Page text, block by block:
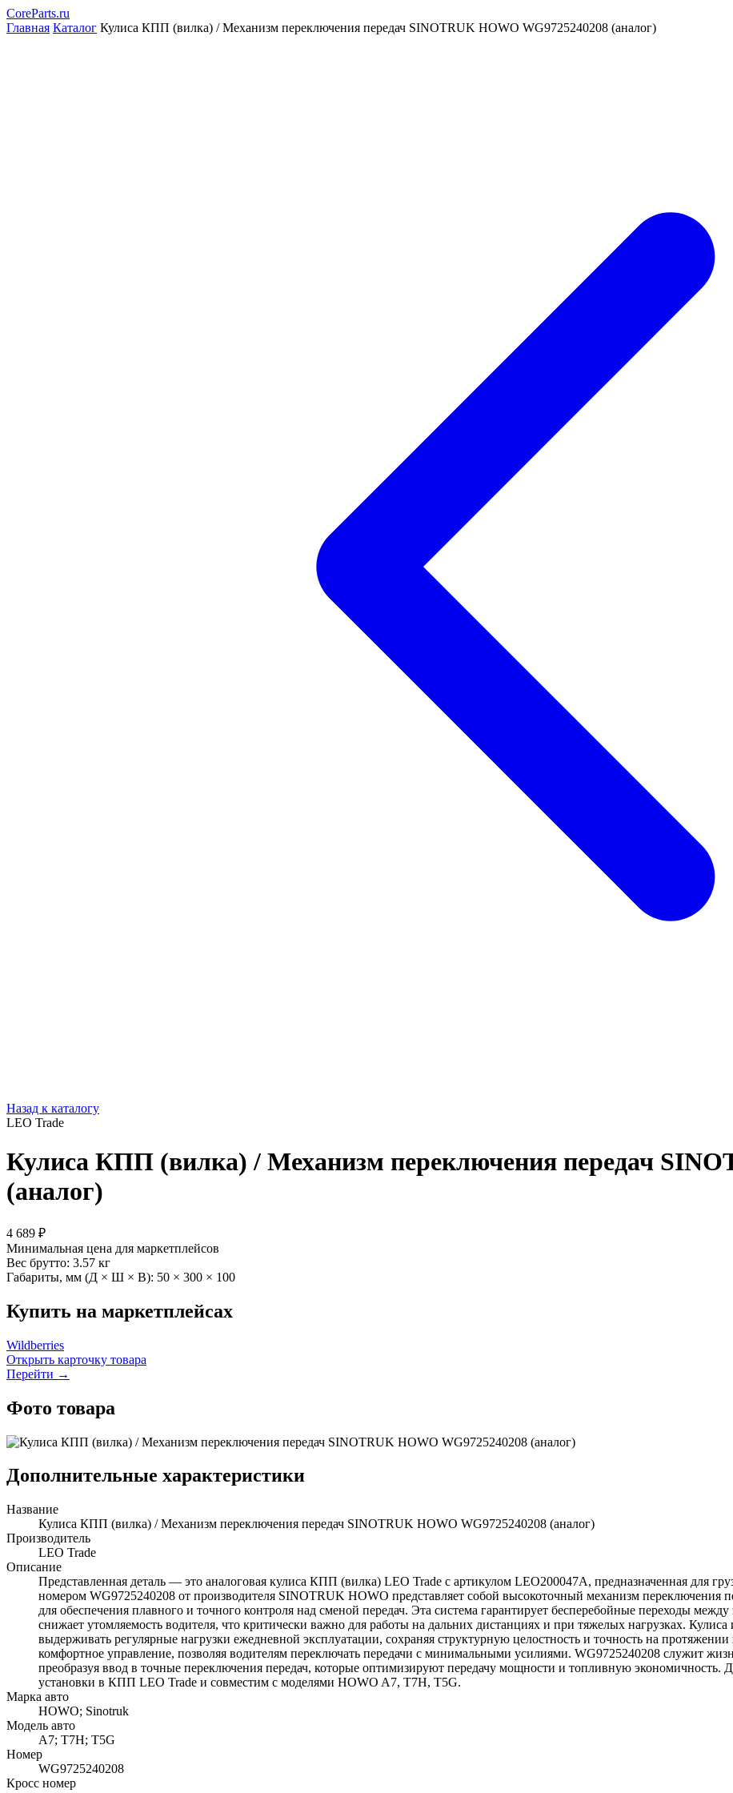
CoreParts.ru
Главная Каталог Кулиса КПП (вилка) / Механизм переключения передач SINOTRUK HOWO WG9725240208 (аналог)
Назад к каталогу
LEO Trade
Кулиса КПП (вилка) / Механизм переключения передач
(аналог)
4 689 ₽
Минимальная цена для маркетплейсов
Вес брутто: 3.57 кг
Габариты, мм (Д × Ш × В): 50 × 300 × 100
Купить на маркетплейсах
Wildberries
Открыть карточку товара
Перейти →
Фото товара
Дополнительные характеристики
Название
Кулиса КПП (вилка) / Механизм переключения передач SINOTRUK HOWO WG9725240208 (аналог)
Производитель
LEO Trade
Описание
Представленная деталь — это аналоговая кулиса КПП (вилка) LEO Trade с артикулом LEO200047A, предназначенная для
номером WG9725240208 от производителя SINOTRUK HOWO представляет собой высокоточный механизм переключения
для обеспечения плавного и точного контроля над сменой передач. Эта система гарантирует бесперебойные переходы
снижает утомляемость водителя, что критически важно для работы на дальних дистанциях и при тяжелых нагрузках. Кулиса
выдерживать регулярные нагрузки ежедневной эксплуатации, сохраняя структурную целостность и точность на
комфортное управление, позволяя водителям переключать передачи с минимальными усилиями. WG9725240208 служит
преобразуя ввод в точные переключения передач, которые оптимизируют передачу мощности и топливную экономичность.
установки в КПП LEO Trade и совместим с моделями HOWO A7, T7H, T5G.
Марка авто
HOWO; Sinotruk
Модель авто
A7; T7H; T5G
Номер
WG9725240208
Кросс номер